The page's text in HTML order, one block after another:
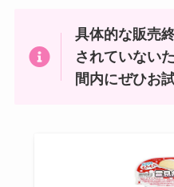
クリ
ロー
具体的な販売
されていない
間内にぜひお